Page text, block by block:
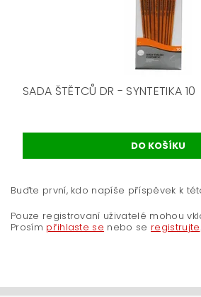
SADA ŠTĚTCŮ DR - SYNTETIKA 10
Buďte první, kdo napíše příspěvek k
Pouze registrovaní uživatelé mohou
Prosím přihlaste se nebo se registrujte.